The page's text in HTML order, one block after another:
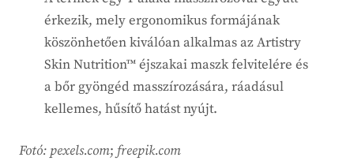
érkezik, mely ergonomikus formájának
köszönhetően kiválóan alkalmas az Artistry
Skin Nutrition™ éjszakai maszk felvitelére és
a bőr gyöngéd masszírozására, ráadásul
kellemes, hűsítő hatást nyújt.
Fotó: pexels.com; freepik.com